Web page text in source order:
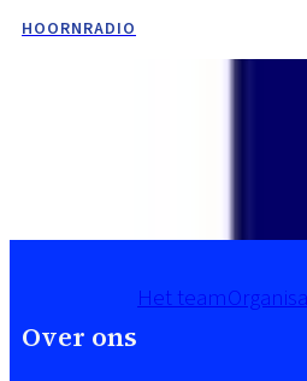
HOORNRADIO
Over ons
Het team